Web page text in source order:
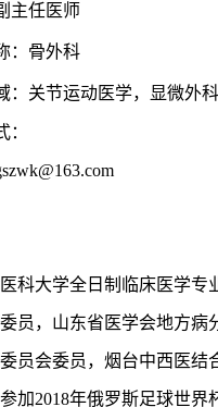
主任医师
： 骨外科
： 关节运动医学，显微外
：
科大学全日制临床医学
员，山东省医学会地方
员会委员，烟台中西医结
加2018年俄罗斯足球世